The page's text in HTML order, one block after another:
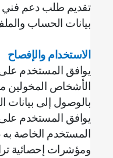
تقديم طلب دعم فني
بيانات الحساب
الاستخدام والإفصاح
يوافق المستخدم على
الأشخاص المخولين من
بالوصول إلى بيانات
يوافق المستخدم على
المستخدم الخاصة به
ومؤشرات إحصائية